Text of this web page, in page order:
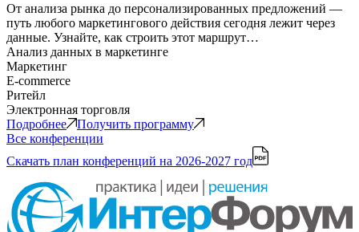
От анализа рынка до персонализированных предложений —
путь любого маркетингового действия сегодня лежит через
данные. Узнайте, как строить этот маршрут…
Анализ данных в маркетинге
Маркетинг
E-commerce
Ритейл
Электронная торговля
Подробнее
Получить программу
Все конференции
Скачать план конференций на 2026-2027 год